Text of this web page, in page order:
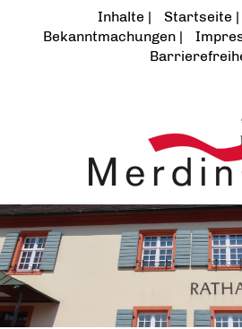
Inhalte Startseite
Bekanntmachungen